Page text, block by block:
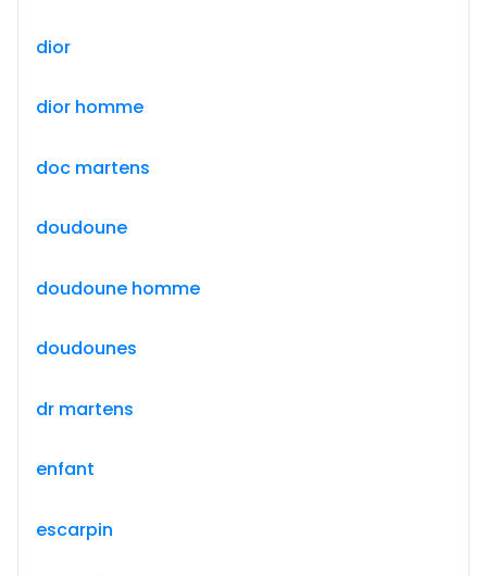
dior
dior homme
doc martens
doudoune
doudoune homme
doudounes
dr martens
enfant
escarpin